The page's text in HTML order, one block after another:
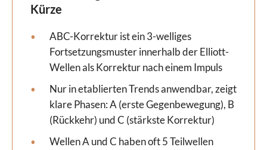
Kürze
ABC-Korrektur ist ein 3-welliges
Fortsetzungsmuster innerhalb der Elliott-
Wellen als Korrektur nach einem Impuls
Nur in etablierten Trends anwendbar, zeigt
klare Phasen: A (erste Gegenbewegung), B
(Rückkehr) und C (stärkste Korrektur)
Wellen A und C haben oft 5 Teilwellen